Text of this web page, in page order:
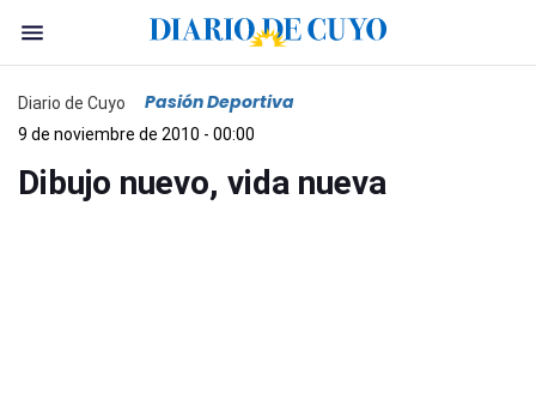
Diario de Cuyo Pasión Deportiva
9 de noviembre de 2010 - 00:00
Dibujo nuevo, vida nueva